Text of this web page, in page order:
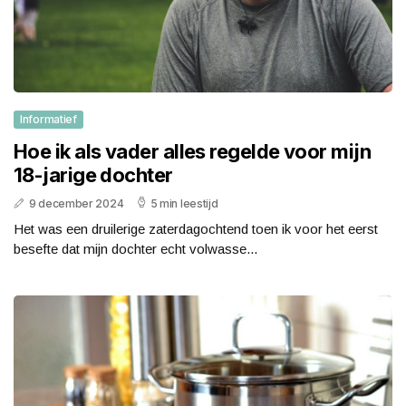
Informatief
Hoe ik als vader alles regelde voor mijn
18-jarige dochter
9 december 2024 5 min leestijd
Het was een druilerige zaterdagochtend toen ik voor het eerst
besefte dat mijn dochter echt volwasse...